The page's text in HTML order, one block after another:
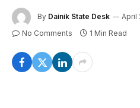
By Dainik State Desk April
No Comments 1 Min Read